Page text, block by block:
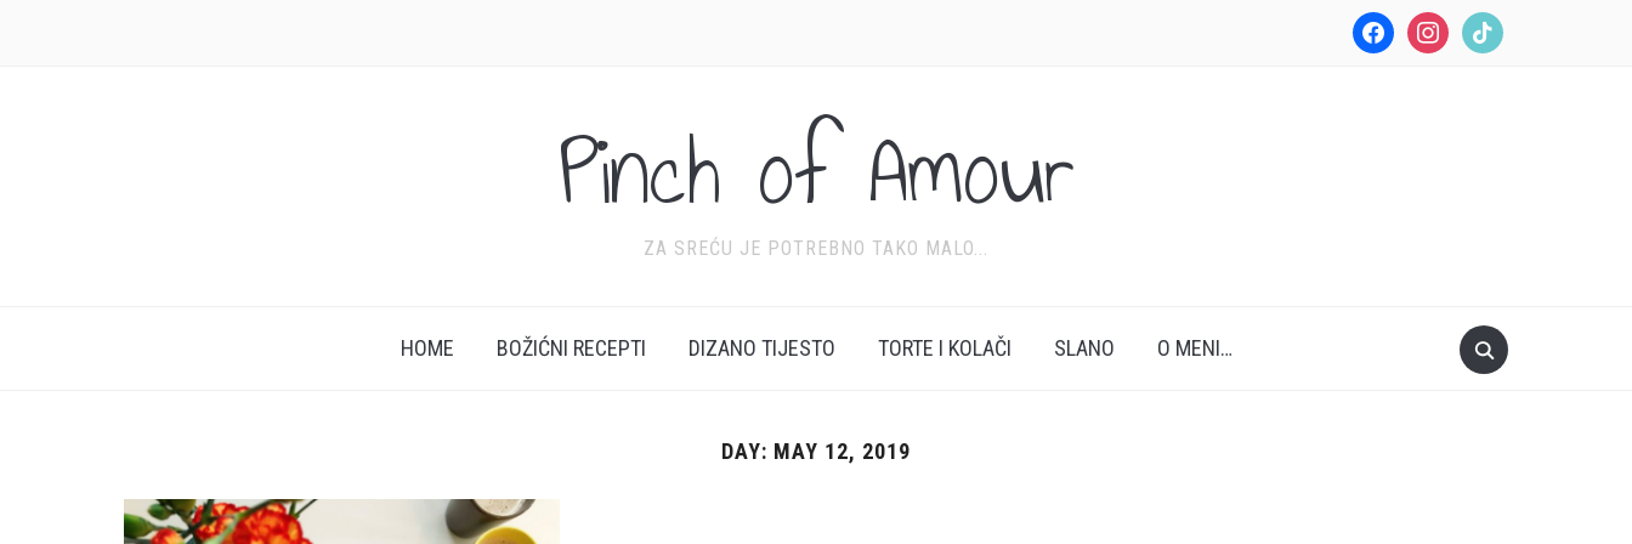
facebookinstagramtiktok
Pinch of Amour
ZA SREĆU JE POTREBNO TAKO MALO...
HOME BOŽIĆNI RECEPTI DIZANO TIJESTO TORTE I KOLAČI SLANO O MENI…
DAY: MAY 12, 2019